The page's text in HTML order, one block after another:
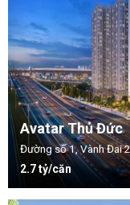
Avatar Thủ Đức
Đường số 1, Vành Đai
2.7 tỷ/căn